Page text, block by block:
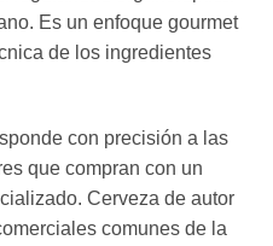
Es un enfoque gourmet
de los ingredientes
con precisión a las
que compran con un
Cerveza de autor
comunes de la